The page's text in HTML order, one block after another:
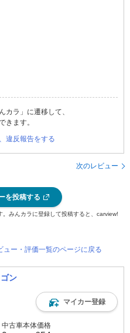
カラ」に遷移して、
きます。
違反報告をする
次のレビュー
を投稿する
みんカラに登録して投稿すると、carview!
ー・評価一覧のページに戻る
ン
マイカー登録
中古車本体価格